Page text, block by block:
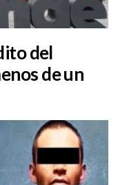
del
de un